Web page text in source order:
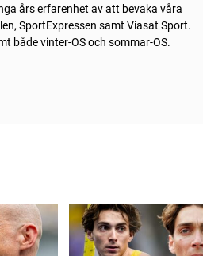
års erfarenhet av att bevaka våra
SportExpressen samt Viasat Sport.
både vinter-OS och sommar-OS.